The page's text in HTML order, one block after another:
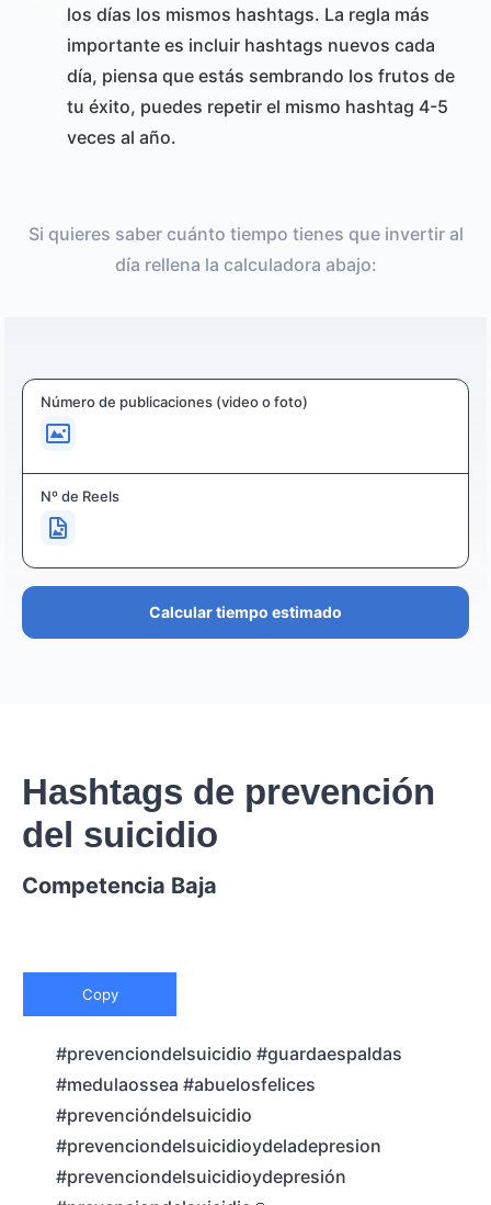
los días los mismos hashtags. La regla más
importante es incluir hashtags nuevos cada
día, piensa que estás sembrando los frutos de
tu éxito, puedes repetir el mismo hashtag 4-5
veces al año.
Si quieres saber cuánto tiempo tienes que invertir al
día rellena la calculadora abajo:
Número de publicaciones (video o foto)
Nº de Reels
Calcular tiempo estimado
Hashtags de prevención
del suicidio
Competencia Baja
Copy
#prevenciondelsuicidio #guardaespaldas
#medulaossea #abuelosfelices
#prevencióndelsuicidio
#prevenciondelsuicidioydeladepresion
#prevenciondelsuicidioydepresión